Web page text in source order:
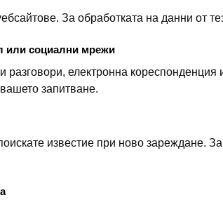
За обработката на данни от
или социални мрежи
електронна
запитване.
известие при ново зареждане.